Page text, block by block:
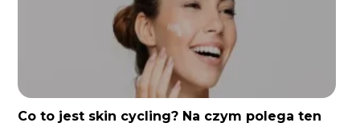
Co to jest skin cycling? Na czym polega ten